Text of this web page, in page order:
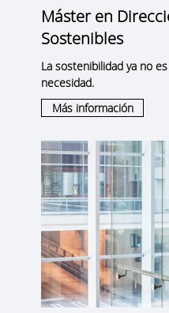
Máster en
Sostenibles
La sostenibilidad ya no
necesidad.
Más información